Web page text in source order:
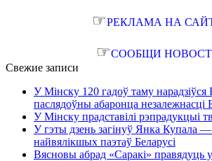
☞РЕКЛАМА НА
☞СООБЩИ
Свежие записи
У Мінску 120 гадоў таму
паслядоўны абаронца незалежнасці
У Мінску прадставілі рэпрадукцыі
У гэты дзень загінуў Янка Купала —
найвялікшых паэтаў Беларусі
Вясновы абрад «Саракі» правядуць